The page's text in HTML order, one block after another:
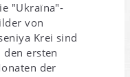
"Ukraïna"-
von
Krei sind
den ersten
der